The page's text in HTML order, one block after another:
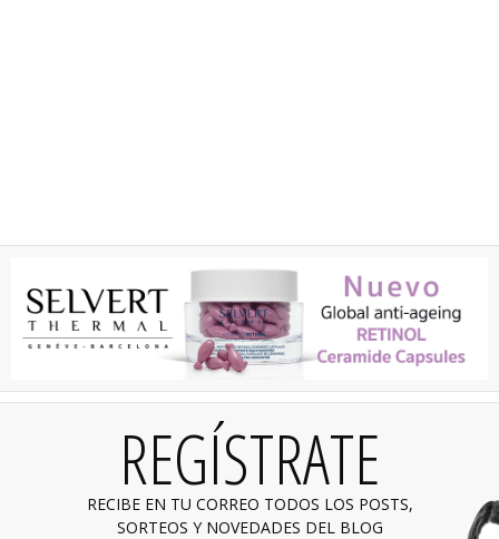
REGÍSTRATE
RECIBE EN TU CORREO TODOS LOS POSTS,
SORTEOS Y NOVEDADES DEL BLOG